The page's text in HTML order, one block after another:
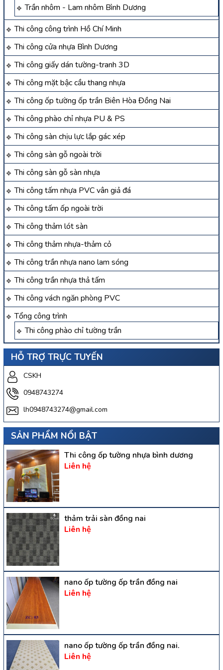
Trần nhôm - Lam nhôm Bình Dương
Thi công công trình Hồ Chí Minh
Thi công cửa nhựa Bình Dương
Thi công giấy dán tường-tranh 3D
Thi công mặt bậc cầu thang nhựa
Thi công ốp tường ốp trần Biên Hòa Đồng Nai
Thi công phào chỉ nhựa PU & PS
Thi công sàn chịu lực lắp gác xép
Thi công sàn gỗ ngoài trời
Thi công sàn gỗ sàn nhựa
Thi công tấm nhựa PVC vân giả đá
Thi công tấm ốp ngoài trời
Thi công thảm lót sàn
Thi công thảm nhựa-thảm cỏ
Thi công trần nhựa nano lam sóng
Thi công trần nhựa thả tấm
Thi công vách ngăn phòng PVC
Tổng công trình
Thi công phào chỉ tường trần
HỖ TRỢ TRỰC TUYẾN
CSKH
0948743274
lh0948743274@gmail.com
SẢN PHẨM NỔI BẬT
Thi công ốp tường nhựa bình dương
Liên hệ
thảm trải sàn đồng nai
Liên hệ
nano ốp tường ốp trần đồng nai
Liên hệ
nano ốp tường ốp trần đồng nai.
Liên hệ